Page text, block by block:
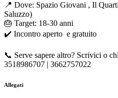
📍 Dove: Spazio Giovani , Il
Saluzzo)
🎂 Target: 18-30 anni
✔️ Incontro aperto e gratuito
📞 Serve sapere altro? Scrivici o
3518986707 | 3662757022️
Allegati